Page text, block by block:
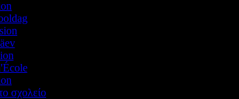
σχολείο